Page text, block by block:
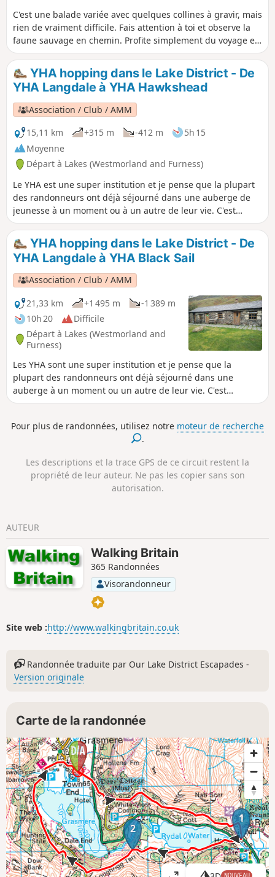
C'est une balade variée avec quelques collines à gravir, mais
rien de vraiment difficile. Fais attention à toi et observe la
faune sauvage en chemin. Profite simplement du voyage et
savoure chaque instant. En chemin, tu trouveras 2
Wainwrights, 2 lacs de montagne, 2 pubs et un lac.
YHA hopping dans le Lake District - De
YHA Langdale à YHA Hawkshead
Association / Club / AMM
15,11 km
+315 m -412 m
5h 15
Moyenne
Départ à Lakes (Westmorland and Furness)
Le YHA est une super institution et je pense que la plupart
des randonneurs ont déjà séjourné dans une auberge de
jeunesse à un moment ou à un autre de leur vie. C'est
marrant de penser qu'ils ont été créés «pour aider tout le
monde, surtout les jeunes qui ont pas beaucoup de
moyens, à mieux connaître, aimer et prendre soin de la
campagne, en particulier en leur proposant des auberges
ou d'autres hébergements simples pendant leurs voyages ».
Voici une liste d'itinéraires qui commencent ou finissent
dans une auberge de jeunesse dans la région des lacs. Sur
le chemin, tu trouveras 1 Wainwright, 1 lac de montagne et
1 pub.
YHA hopping dans le Lake District - De
YHA Langdale à YHA Black Sail
Association / Club / AMM
21,33 km
+1 495 m
-1 389 m
10h 20
Difficile
Départ à Lakes (Westmorland and
Furness)
Les YHA sont une super institution et je pense que la
plupart des randonneurs ont déjà séjourné dans une
auberge à un moment ou un autre de leur vie. C'est
marrant comme elles ont été créées «pour aider tout le
moyens, à mieux connaître, aimer et prendre soin de la
campagne, en particulier en leur proposant des auberges
Voici une sélection d'itinéraires qui commencent ou
finissent dans une auberge de jeunesse dans la région des
lacs. En chemin, tu trouveras 8 sommets Wainwright et 3
Pour plus de randonnées, utilisez notre moteur de recherche
.
Les descriptions et la trace GPS de ce circuit restent la
propriété de leur auteur. Ne pas les copier sans son
autorisation.
AUTEUR
Walking Britain
365 Randonnées
Visorandonneur
Site web :http://www.walkingbritain.co.uk
Randonnée traduite par Our Lake District Escapades -
Version originale
Carte de la randonnée
1
2